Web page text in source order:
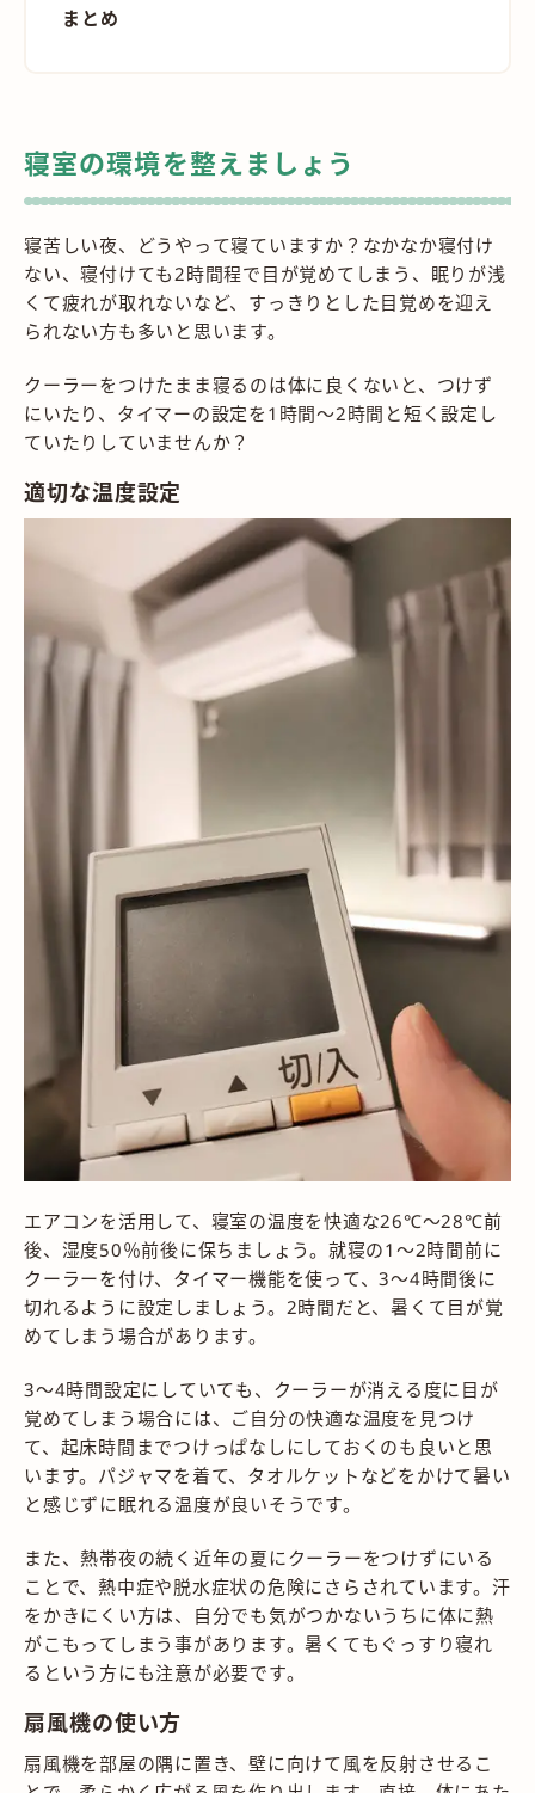
まとめ
寝室の環境を整えましょう
寝苦しい夜、どうやって寝ていますか？なかなか寝付け
ない、寝付けても2時間程で目が覚めてしまう、眠りが浅
くて疲れが取れないなど、すっきりとした目覚めを迎え
られない方も多いと思います。
クーラーをつけたまま寝るのは体に良くないと、つけず
にいたり、タイマーの設定を1時間～2時間と短く設定し
ていたりしていませんか？
適切な温度設定
エアコンを活用して、寝室の温度を快適な26℃～28℃前
後、湿度50％前後に保ちましょう。就寝の1～2時間前に
クーラーを付け、タイマー機能を使って、3～4時間後に
切れるように設定しましょう。2時間だと、暑くて目が覚
めてしまう場合があります。
3～4時間設定にしていても、クーラーが消える度に目が
覚めてしまう場合には、ご自分の快適な温度を見つけ
て、起床時間までつけっぱなしにしておくのも良いと思
います。パジャマを着て、タオルケットなどをかけて暑い
と感じずに眠れる温度が良いそうです。
また、熱帯夜の続く近年の夏にクーラーをつけずにいる
ことで、熱中症や脱水症状の危険にさらされています。汗
をかきにくい方は、自分でも気がつかないうちに体に熱
がこもってしまう事があります。暑くてもぐっすり寝れ
るという方にも注意が必要です。
扇風機の使い方
扇風機を部屋の隅に置き、壁に向けて風を反射させるこ